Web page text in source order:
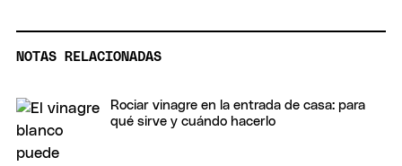
NOTAS RELACIONADAS
Rociar vinagre en la entrada de casa: para
qué sirve y cuándo hacerlo